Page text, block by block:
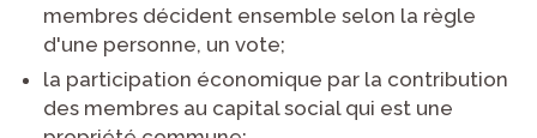
membres décident ensemble selon la règle
d'une personne, un vote;
la participation économique par la contribution
des membres au capital social qui est une